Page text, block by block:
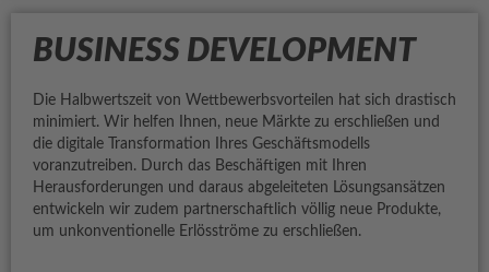
BUSINESS DEVELOPMENT
Die Halbwertszeit von Wettbewerbsvorteilen hat sich drastisch
minimiert. Wir helfen Ihnen, neue Märkte zu erschließen und
die digitale Transformation Ihres Geschäftsmodells
voranzutreiben. Durch das Beschäftigen mit Ihren
Herausforderungen und daraus abgeleiteten Lösungsansätzen
entwickeln wir zudem partnerschaftlich völlig neue Produkte,
um unkonventionelle Erlösströme zu erschließen.